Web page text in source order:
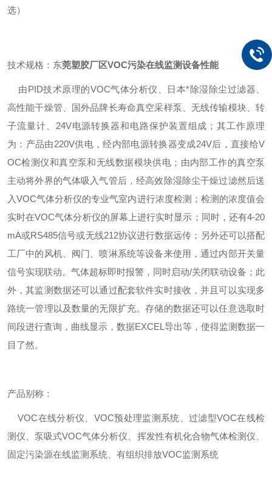
选）
技术规格：东莞塑胶厂区VOC污染在线监测设备性能
由PID技术原理的VOC气体分析仪、日本*除湿除尘过滤器、
高性能干燥管、国外品牌长寿命真空采样泵、无线传输模块、转
子流量计、24V电源转换器和电路保护装置组成；其工作原理
为：产品由220V供电，经内部电源转换器变成24V后，直接给V
OC检测仪和真空泵和无线数据模块供电；由内部工作的真空泵
主动将外界的气体吸入气管后，经高效除湿除尘干燥过滤然后送
入VOC气体分析仪的专业气室内进行浓度检测；检测的浓度值会
实时在VOC气体分析仪的屏幕上进行实时显示；同时，还有4-20
mA或RS485信号或无线212协议进行数据远传；另外还可以搭配
工厂中的风机、阀门、喷淋系统等设备来使用，通过内部开关量
信号实现联动。气体超标即时报警，同时启动/关闭联动设备；此
外，其监测数据还可以通过配套软件实时接收，并且可以实现多
路统一管理以及数量的无限扩充。存储的数据还可以任意选取时
间段进行查询，曲线显示，数据EXCEL导出等，使得监测数据一
目了然。
产品别称：
VOC在线分析仪、VOC预处理监测系统、过滤型VOC在线检
测仪、泵吸式VOC气体分析仪、挥发性有机化合物气体检测仪、
固定污染源在线监测系统、有组织排放VOC监测系统